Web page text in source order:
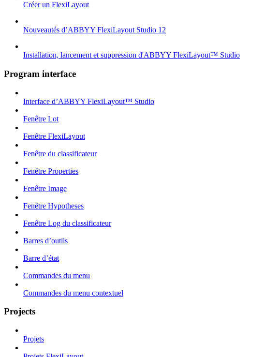
Créer un FlexiLayout
Nouveautés d’ABBYY FlexiLayout Studio 12
Installation, lancement et suppression d'ABBYY FlexiLayout™ Studio
Program interface
Interface d’ABBYY FlexiLayout™ Studio
Fenêtre Lot
Fenêtre FlexiLayout
Fenêtre du classificateur
Fenêtre Properties
Fenêtre Image
Fenêtre Hypotheses
Fenêtre Log du classificateur
Barres d’outils
Barre d’état
Commandes du menu
Commandes du menu contextuel
Projects
Projets